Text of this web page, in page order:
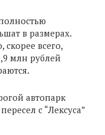
в размерах.
всего,
млн рублей
автопарк
с “Лексуса”